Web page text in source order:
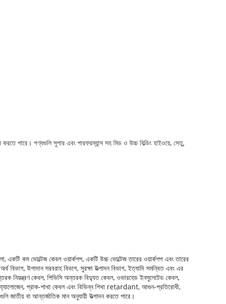
পারে। পণ্যগুলি সুপার এবং পারফরম্যান্স সহ মিড ও উচ্চ বিল্ডিং হাইওয়ে, সেতু,
একটি কম ভোল্টেজ কেবল ওয়ার্কশপ, একটি উচ্চ ভোল্টেজ তারের ওয়ার্কশপ এবং তারের
বিভাগ, উপাদান সরবরাহ বিভাগ, সুরক্ষা উত্পাদন বিভাগ, ইত্যাদি সমন্বিত এবং এর
নিয়ন্ত্রণ কেবল, পিভিসি অন্তরক বিদ্যুত কেবল, ওভারহেড ইনসুলেটেড কেবল,
হ্যালোজেন, প্রাক-শাখা কেবল এবং বিভিন্ন শিখা retardant, আগুন-প্রতিরোধী,
জাতীয় বা আন্তর্জাতিক মান অনুযায়ী উত্পাদন করতে পারে।